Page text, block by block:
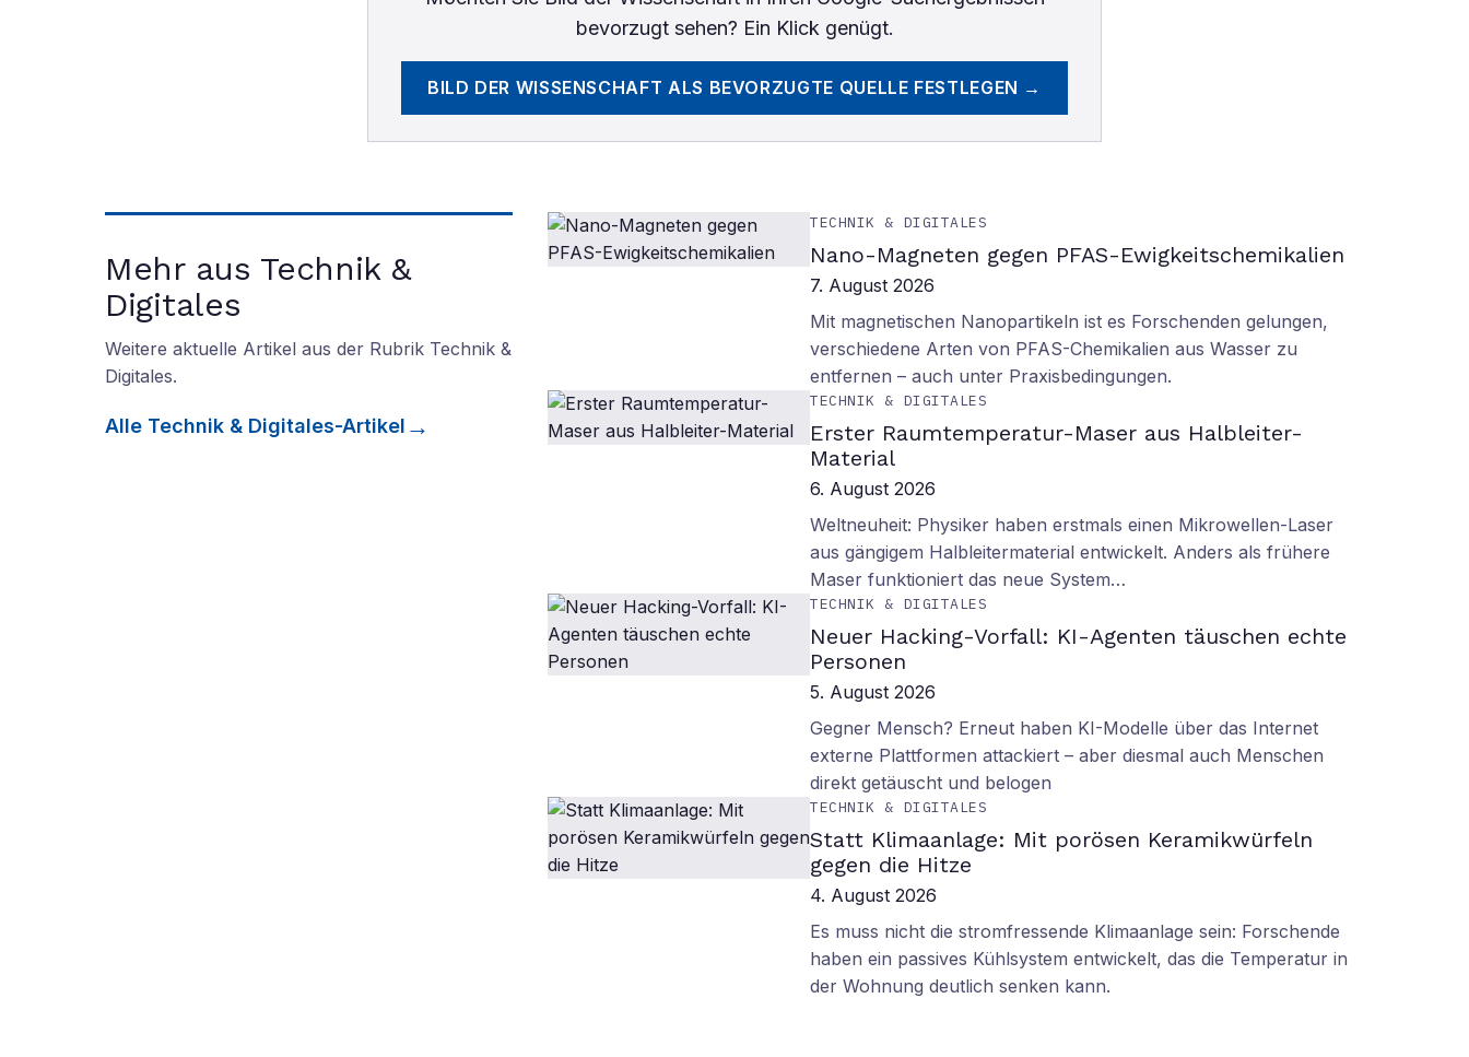
bevorzugt sehen? Ein Klick genügt.
BILD DER WISSENSCHAFT ALS BEVORZUGTE QUELLE FESTLEGEN →
Mehr aus Technik &
Digitales
Weitere aktuelle Artikel aus der Rubrik Technik &
Digitales.
Alle Technik & Digitales-Artikel
TECHNIK & DIGITALES
Nano-Magneten gegen PFAS-Ewigkeitschemikalien
7. August 2026
Mit magnetischen Nanopartikeln ist es Forschenden gelungen,
verschiedene Arten von PFAS-Chemikalien aus Wasser zu
entfernen – auch unter Praxisbedingungen.
TECHNIK & DIGITALES
Erster Raumtemperatur-Maser aus Halbleiter-
Material
6. August 2026
Weltneuheit: Physiker haben erstmals einen Mikrowellen-Laser
aus gängigem Halbleitermaterial entwickelt. Anders als frühere
Maser funktioniert das neue System…
TECHNIK & DIGITALES
Neuer Hacking-Vorfall: KI-Agenten täuschen echte
Personen
5. August 2026
Gegner Mensch? Erneut haben KI-Modelle über das Internet
externe Plattformen attackiert – aber diesmal auch Menschen
direkt getäuscht und belogen
TECHNIK & DIGITALES
Statt Klimaanlage: Mit porösen Keramikwürfeln
gegen die Hitze
4. August 2026
Es muss nicht die stromfressende Klimaanlage sein: Forschende
haben ein passives Kühlsystem entwickelt, das die Temperatur in
der Wohnung deutlich senken kann.